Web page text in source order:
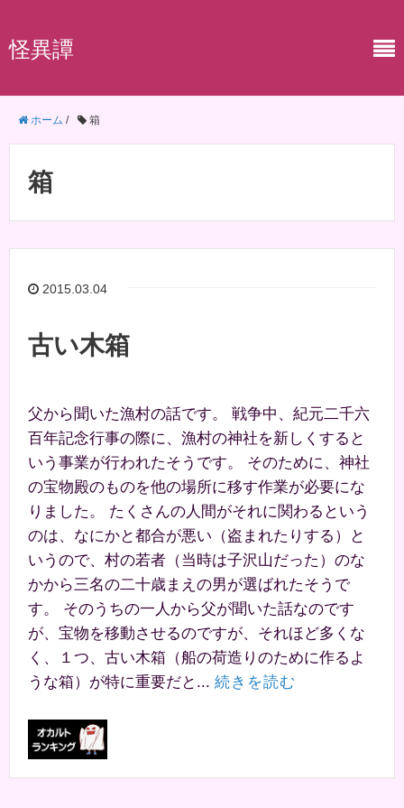
怪異譚
ホーム / 箱
箱
2015.03.04
古い木箱
父から聞いた漁村の話です。 戦争中、紀元二千六
百年記念行事の際に、漁村の神社を新しくすると
いう事業が行われたそうです。 そのために、神社
の宝物殿のものを他の場所に移す作業が必要にな
りました。 たくさんの人間がそれに関わるという
のは、なにかと都合が悪い（盗まれたりする）と
いうので、村の若者（当時は子沢山だった）のな
かから三名の二十歳まえの男が選ばれたそうで
す。 そのうちの一人から父が聞いた話なのです
が、宝物を移動させるのですが、それほど多くな
く、１つ、古い木箱（船の荷造りのために作るよ
うな箱）が特に重要だと... 続きを読む